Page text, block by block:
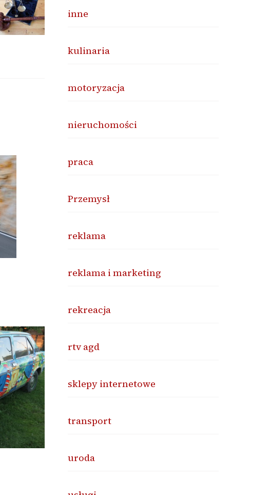
inne
kulinaria
motoryzacja
nieruchomości
praca
Przemysł
reklama
reklama i marketing
rekreacja
rtv agd
sklepy internetowe
transport
uroda